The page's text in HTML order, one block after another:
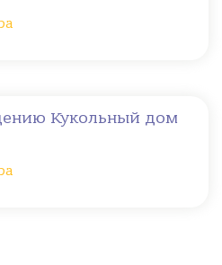
Кукольный дом